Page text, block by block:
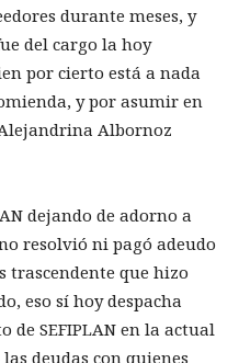
durante meses, y
del cargo la hoy
por cierto está a nada
y por asumir en
Albornoz
dejando de adorno a
resolvió ni pagó adeudo
trascendente que hizo
eso sí hoy despacha
de SEFIPLAN en la actual
deudas con quienes